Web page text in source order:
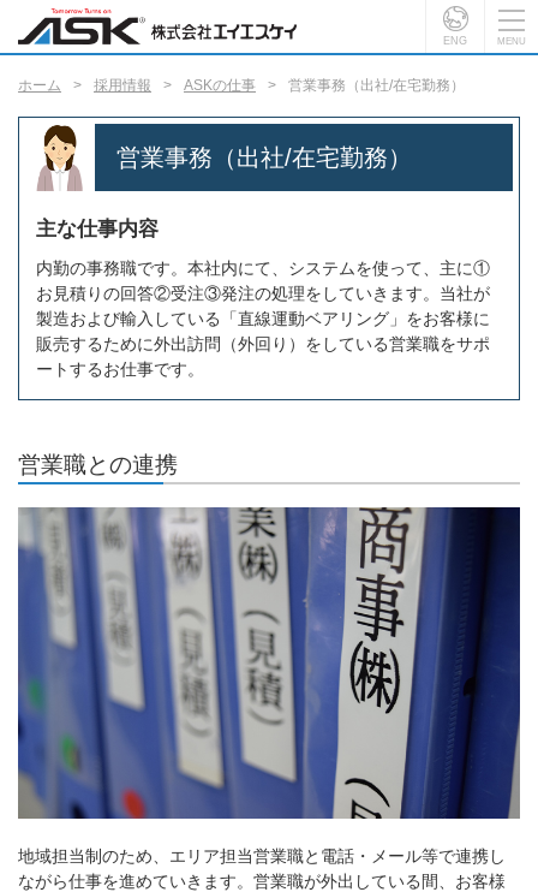
ENG
ホーム 採用情報 ASKの仕事 営業事務（出社/在宅勤務）
営業事務（出社/在宅勤務）
主な仕事内容
内勤の事務職です。本社内にて、システムを使って、主に①
お見積りの回答②受注③発注の処理をしていきます。当社が
製造および輸入している「直線運動ベアリング」をお客様に
販売するために外出訪問（外回り）をしている営業職をサポ
ートするお仕事です。
営業職との連携
地域担当制のため、エリア担当営業職と電話・メール等で連携し
ながら仕事を進めていきます。営業職が外出している間、お客様